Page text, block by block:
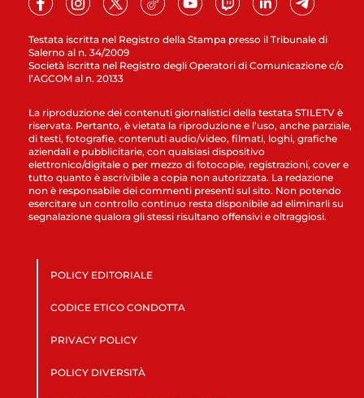
Testata iscritta nel Registro della Stampa presso il Tribunale di
Salerno al n. 34/2009
Società iscritta nel Registro degli Operatori di Comunicazione c/o
l’AGCOM al n. 20133
La riproduzione dei contenuti giornalistici della testata STILETV è
riservata. Pertanto, è vietata la riproduzione e l’uso, anche parziale,
di testi, fotografie, contenuti audio/video, filmati, loghi, grafiche
aziendali e pubblicitarie, con qualsiasi dispositivo
elettronico/digitale o per mezzo di fotocopie, registrazioni, cover e
tutto quanto è ascrivibile a copia non autorizzata. La redazione
non è responsabile dei commenti presenti sul sito. Non potendo
esercitare un controllo continuo resta disponibile ad eliminarli su
segnalazione qualora gli stessi risultano offensivi e oltraggiosi.
POLICY EDITORIALE
CODICE ETICO CONDOTTA
PRIVACY POLICY
POLICY DIVERSITÀ